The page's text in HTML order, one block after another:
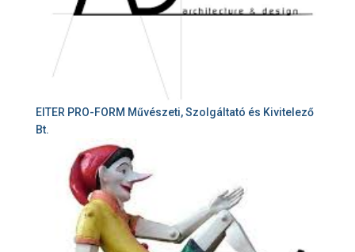
EITER PRO-FORM Művészeti, Szolgáltató és Kivitelező
Bt.